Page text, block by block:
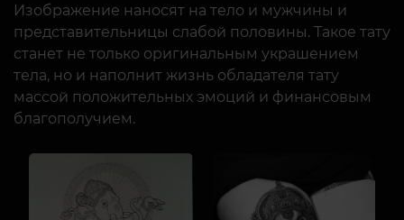
Изображение наносят на тело и мужчины и
представительницы слабой половины. Такое тату
станет не только оригинальным украшением
тела, но и наполнит жизнь обладателя тату
массой положительных эмоций и финансовым
благополучием.